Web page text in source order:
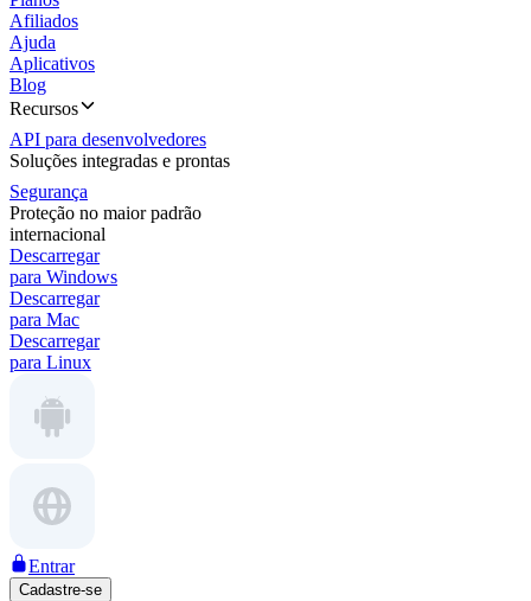
Afiliados
Ajuda
Aplicativos
Blog
Recursos
API para desenvolvedores
Soluções integradas e prontas
Segurança
Proteção no maior padrão
internacional
Descarregar
para Windows
Descarregar
para Mac
Descarregar
para Linux
Entrar
Cadastre-se